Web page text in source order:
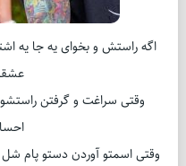
اگه راستش و بخوای یه جا یه
وقتی سراغت و گرفتن
وقتی اسمتو آوردن دستو پام